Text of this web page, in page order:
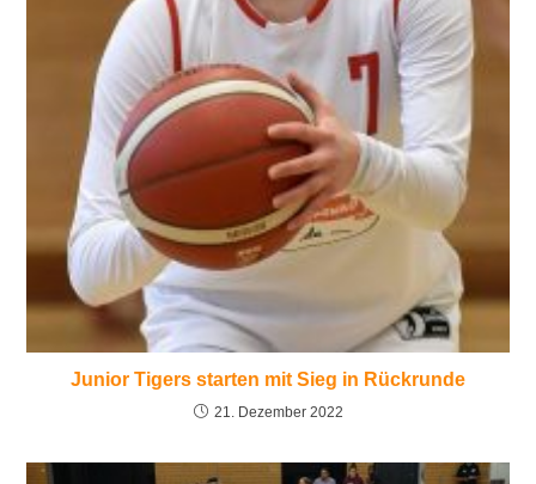
Junior Tigers starten mit Sieg in Rückrunde
21. Dezember 2022